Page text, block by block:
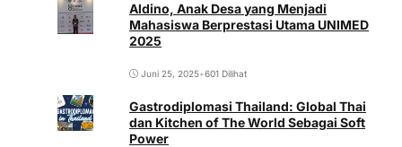
Aldino, Anak Desa yang Menjadi
Mahasiswa Berprestasi Utama UNIMED
2025
Juni 25, 2025•601 Dilihat
Gastrodiplomasi Thailand: Global Thai
dan Kitchen of The World Sebagai Soft
Power